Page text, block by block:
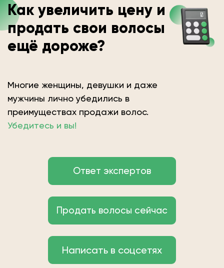
Как увеличить цену и
продать свои волосы
ещё дороже?
Многие женщины, девушки и даже
мужчины лично убедились в
преимуществах продажи волос.
Убедитесь и вы!
Ответ экспертов
Продать волосы сейчас
Написать в соцсетях